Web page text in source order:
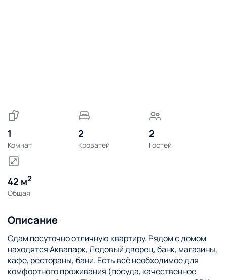
1
Комнат
2
Кроватей
2
Гостей
42 м2
Общая
Описание
Сдам посуточно отличную квартиру. Рядом с домом
находятся Аквапарк, Ледовый дворец, банк, магазины,
кафе, рестораны, бани. Есть всё необходимое для
комфортного проживания (посуда, качественное